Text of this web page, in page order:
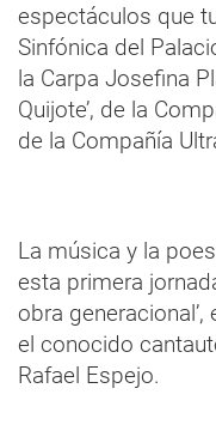
espectáculos que
Sinfónica del
la Carpa Josefina
Quijote’, de la
de la Compañía
La música y la
esta primera
obra
el conocido
Rafael Espejo.